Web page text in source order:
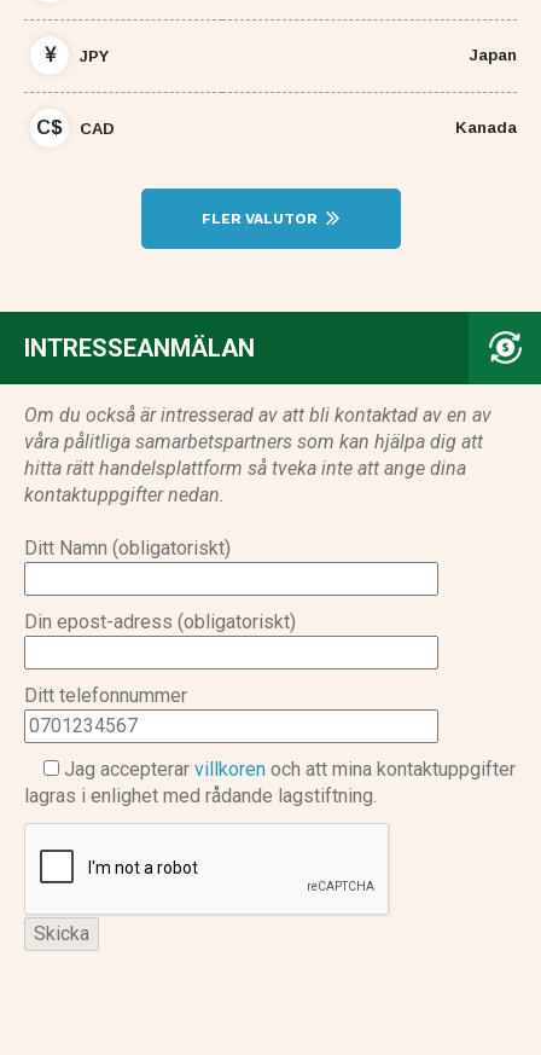
JPY Japan
C$ CAD Kanada
FLER VALUTOR
INTRESSEANMÄLAN
Om du också är intresserad av att bli kontaktad av en av
våra pålitliga samarbetspartners som kan hjälpa dig att
hitta rätt handelsplattform så tveka inte att ange dina
kontaktuppgifter nedan.
Ditt Namn (obligatoriskt)
Din epost-adress (obligatoriskt)
Ditt telefonnummer
Jag accepterar villkoren och att mina kontaktuppgifter
lagras i enlighet med rådande lagstiftning.